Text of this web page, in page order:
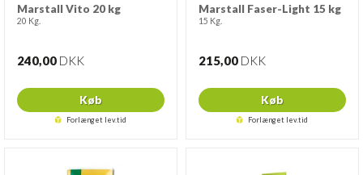
Marstall Vito 20 kg
20 Kg.
240,00 DKK
Køb
Forlænget lev.tid
Marstall Faser-Light 15 kg
15 Kg.
215,00 DKK
Køb
Forlænget lev.tid